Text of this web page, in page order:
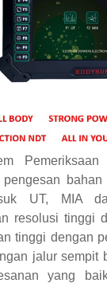
bahan
UT, MIA
resolusi tinggi
tinggi dengan
jalur sempit
yang